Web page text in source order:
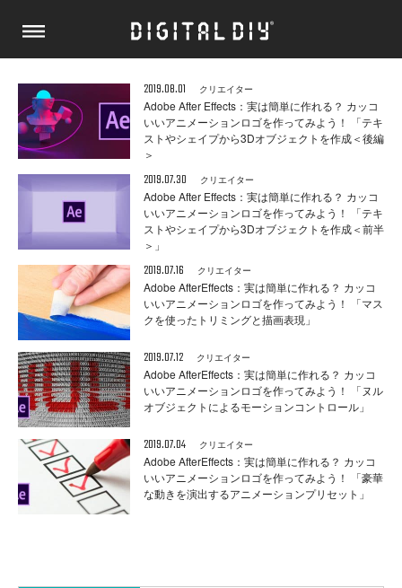
2019.08.01 クリエイター
Adobe After Effects：実は簡単に作れる？ カッコ
いいアニメーションロゴを作ってみよう！ 「テキ
ストやシェイプから3Dオブジェクトを作成＜後編
＞
2019.07.30 クリエイター
Adobe After Effects：実は簡単に作れる？ カッコ
いいアニメーションロゴを作ってみよう！ 「テキ
ストやシェイプから3Dオブジェクトを作成＜前半
＞」
2019.07.16 クリエイター
Adobe AfterEffects：実は簡単に作れる？ カッコ
いいアニメーションロゴを作ってみよう！ 「マス
クを使ったトリミングと描画表現」
2019.07.12 クリエイター
Adobe AfterEffects：実は簡単に作れる？ カッコ
いいアニメーションロゴを作ってみよう！ 「ヌル
オブジェクトによるモーションコントロール」
2019.07.04 クリエイター
Adobe AfterEffects：実は簡単に作れる？ カッコ
いいアニメーションロゴを作ってみよう！ 「豪華
な動きを演出するアニメーションプリセット」